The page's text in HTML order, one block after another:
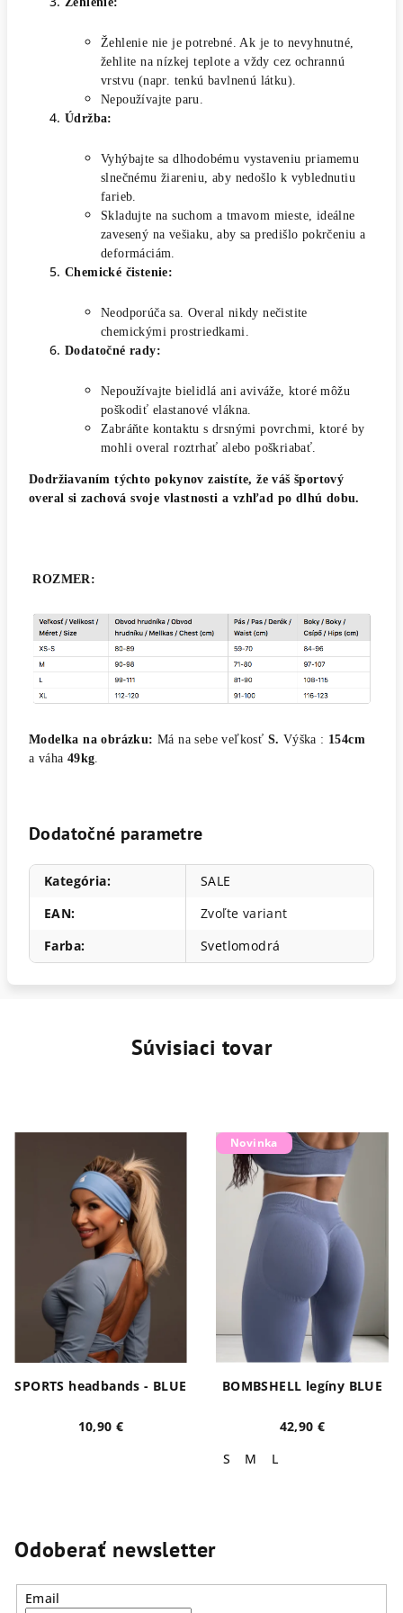
Žehlenie nie je potrebné. Ak je to nevyhnutné,
žehlite na nízkej teplote a vždy cez ochrannú
vrstvu (napr. tenkú bavlnenú látku).
Nepoužívajte paru.
Údržba:
Vyhýbajte sa dlhodobému vystaveniu priamemu
slnečnému žiareniu, aby nedošlo k vyblednutiu
farieb.
Skladujte na suchom a tmavom mieste, ideálne
zavesený na vešiaku, aby sa predišlo pokrčeniu a
deformáciám.
Chemické čistenie:
Neodporúča sa. Overal nikdy nečistite
chemickými prostriedkami.
Dodatočné rady:
Nepoužívajte bielidlá ani aviváže, ktoré môžu
poškodiť elastanové vlákna.
Zabráňte kontaktu s drsnými povrchmi, ktoré by
mohli overal roztrhať alebo poškriabať.
Dodržiavaním týchto pokynov zaistíte, že váš športový
overal si zachová svoje vlastnosti a vzhľad po dlhú dobu.
ROZMER :
Modelka na obrázku: Má na sebe veľkosť S. Výška : 154cm
a váha 49kg
Dodatočné parametre
Kategória:
SALE
EAN:
Zvoľte variant
Farba: Svetlomodrá
Súvisiaci tovar
SPORTS headbands - BLUE
10,90 €
Novinka
BOMBSHELL legíny BLUE
42,90 €
S
M L
Odoberať newsletter
Email